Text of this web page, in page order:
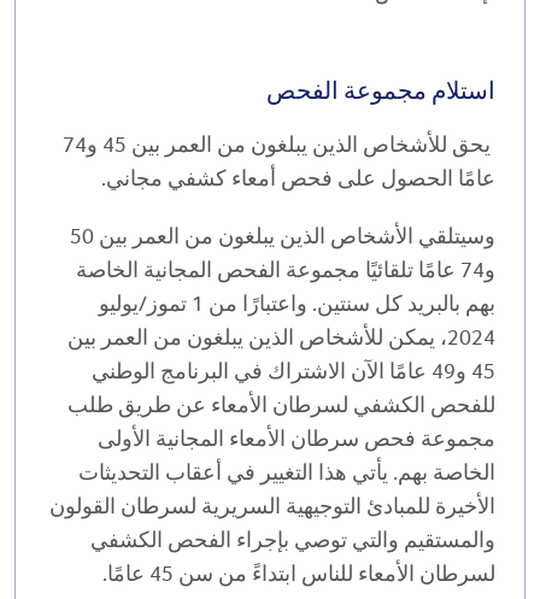
استلام مجموعة الفحص
يحق للأشخاص الذين يبلغون من العمر بين 45 و74
عامًا الحصول على فحص أمعاء كشفي مجاني.
وسيتلقي الأشخاص الذين يبلغون من العمر بين 50
و74 عامًا تلقائيًا مجموعة الفحص المجانية الخاصة
بهم بالبريد كل سنتين. واعتبارًا من 1 تموز/يوليو
2024، يمكن للأشخاص الذين يبلغون من العمر بين
45 و49 عامًا الآن الاشتراك في البرنامج الوطني
للفحص الكشفي لسرطان الأمعاء عن طريق طلب
مجموعة فحص سرطان الأمعاء المجانية الأولى
الخاصة بهم. يأتي هذا التغيير في أعقاب التحديثات
الأخيرة للمبادئ التوجيهية السريرية لسرطان القولون
والمستقيم والتي توصي بإجراء الفحص الكشفي
لسرطان الأمعاء للناس ابتداءً من سن 45 عامًا.